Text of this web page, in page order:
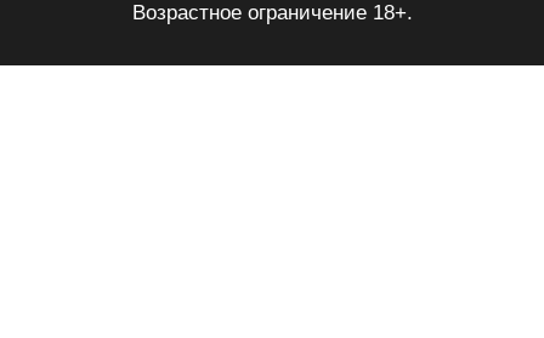
Возрастное ограничение 18+.